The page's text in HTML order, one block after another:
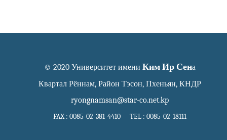
© 2020 Университет имени Ким Ир Сена
Квартал Рённам, Район Тэсон, Пхеньян, КНДР
ryongnamsan@star-co.net.kp
FAX : 0085-02-381-4410 TEL : 0085-02-18111